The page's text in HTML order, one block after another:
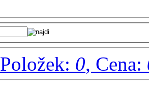
Položek: 0, Cena: